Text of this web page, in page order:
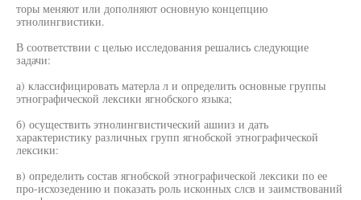
торы меняют или дополняют основную концепцию
этнолингвистики.
В соответствии с целью исследования решались следующие
задачи:
а) классифицировать матерла л и определить основные группы
этнографической лексики ягнобского языка;
б) осуществить этнолингвистический ашииз и дать
характеристику различных групп ягнобской этнографической
лексики:
в) определить состав ягнобской этнографической лексики по ее
про-исхозедению и показать роль исконных слсв и заимствований